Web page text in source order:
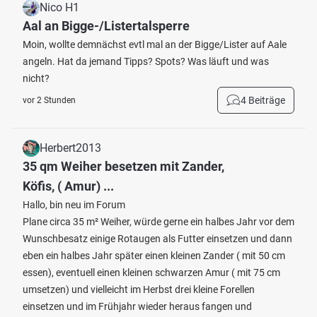
Nico H1
Aal an Bigge-/Listertalsperre
Moin, wollte demnächst evtl mal an der Bigge/Lister auf Aale
angeln. Hat da jemand Tipps? Spots? Was läuft und was
nicht?
vor 2 Stunden 4 Beiträge
Herbert2013
35 qm Weiher besetzen mit Zander,
Köfis, ( Amur) ...
Hallo, bin neu im Forum
Plane circa 35 m² Weiher, würde gerne ein halbes Jahr vor dem
Wunschbesatz einige Rotaugen als Futter einsetzen und dann
eben ein halbes Jahr später einen kleinen Zander ( mit 50 cm
essen), eventuell einen kleinen schwarzen Amur ( mit 75 cm
umsetzen) und vielleicht im Herbst drei kleine Forellen
einsetzen und im Frühjahr wieder heraus fangen und